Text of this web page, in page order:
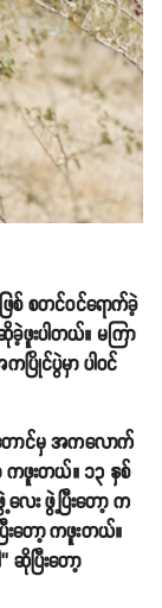
စတင်ဝင်ရောက်ခဲ့
ဖူးပါတယ်။ မကြာ
ြိုင်ပွဲမှာ ပါဝင်
ောင်မှ အကလောက်
ကဖူးတယ်။ ၁၃ နှစ်
း ဖွဲ့ပြီးတော့ က
တော့ ကဖူးတယ်။
ဆိုပြီးတော့